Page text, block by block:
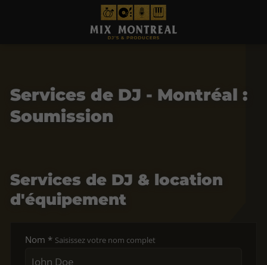
Services de DJ - Montréal :
Soumission
Services de DJ & location
d'équipement
Nom * Saisissez votre nom complet